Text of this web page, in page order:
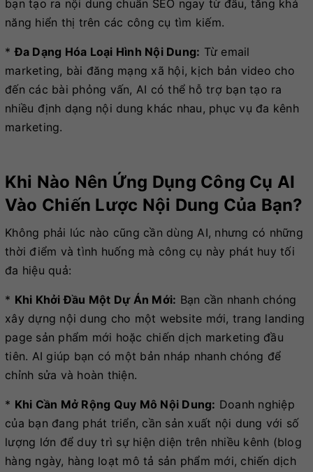
bạn tạo ra nội dung chuẩn SEO ngay từ đầu, tăng khả
năng hiển thị trên các công cụ tìm kiếm.
*Đa Dạng Hóa Loại Hình Nội Dung: Từ email
marketing, bài đăng mạng xã hội, kịch bản video cho
đến các bài phỏng vấn, AI có thể hỗ trợ bạn tạo ra
nhiều định dạng nội dung khác nhau, phục vụ đa kênh
marketing.
Khi Nào Nên Ứng Dụng Công Cụ AI
Vào Chiến Lược Nội Dung Của Bạn?
Không phải lúc nào cũng cần dùng AI, nhưng có những
thời điểm và tình huống mà công cụ này phát huy tối
đa hiệu quả:
* Khi Khởi Đầu Một Dự Án Mới: Bạn cần nhanh chóng
xây dựng nội dung cho một website mới, trang landing
page sản phẩm mới hoặc chiến dịch marketing đầu
tiên. AI giúp bạn có một bản nháp nhanh chóng để
chỉnh sửa và hoàn thiện.
* Khi Cần Mở Rộng Quy Mô Nội Dung: Doanh nghiệp
của bạn đang phát triển, cần sản xuất nội dung với số
lượng lớn để duy trì sự hiện diện trên nhiều kênh (blog
hàng ngày, hàng loạt mô tả sản phẩm mới, chiến dịch